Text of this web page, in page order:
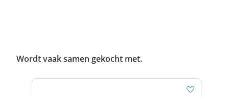
Wordt vaak samen gekocht met.